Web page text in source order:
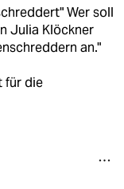
Wer soll
Julia Klöckner
an."
für die